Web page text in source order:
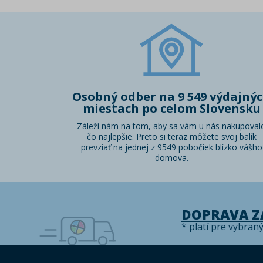
Osobný odber na 9 549
miestach po celom Slovensku
Záleží nám na tom, aby sa vám u nás
čo najlepšie. Preto si teraz môžete svoj balík
prevziať na jednej z 9549 pobočiek blízko vášho
domova.
DOPRAVA
* platí pre